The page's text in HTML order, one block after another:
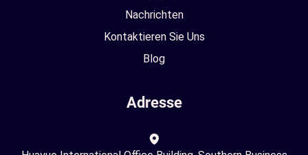
Nachrichten
Kontaktieren Sie Uns
Blog
Adresse